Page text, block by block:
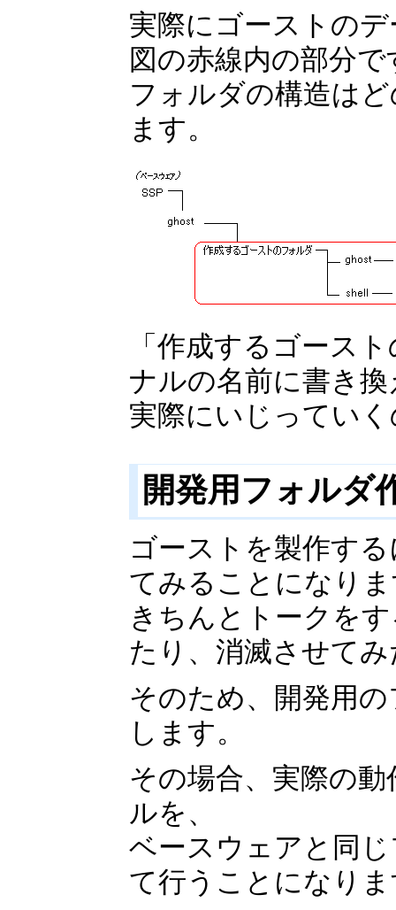
実際にゴーストの
図の赤線内の部分で
フォルダの構造は
ます。
「作成するゴース
ナルの名前に書き
実際にいじってい
開発用フォルダ
ゴーストを製作す
てみることになり
きちんとトークを
たり、消滅させて
そのため、開発用
します。
その場合、実際の
ルを、
ベースウェアと同
て行うことになり